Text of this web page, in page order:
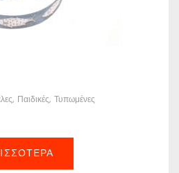
Παιδικές Τυπωμένες